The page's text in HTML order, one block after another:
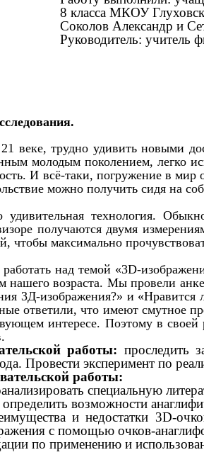
8 класса МКОУ
Соколов Александр и
Руководитель: учитель
веке, трудно удивить новыми
молодым поколением, легко
И всё-таки, погружение в
можно получить сидя на
удивительная технология.
получаются двумя
чтобы максимально
над темой «3D-
нашего возраста. Мы провели
3Д-изображения?» и
ответили, что имеют смутное
интересе. Поэтому в
работы: проследить
Провести эксперимент по
работы:
специальную
возможности
и недостатки 3D-
с помощью очков-
по применению и